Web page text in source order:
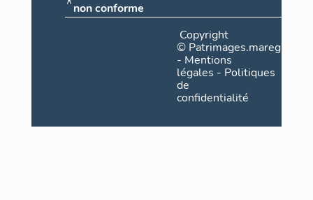
non conforme
Copyright
©
- Mentions
légales - Politiques
de
confidentialité